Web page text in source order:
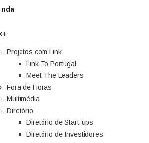
Projetos com Link
Link To Portugal
Meet The Leaders
Fora de Horas
Multimédia
Diretório
Diretório de Start-ups
Diretório de Investidores